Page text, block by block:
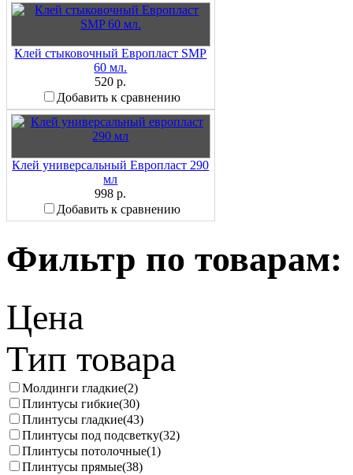
Клей стыковочный Европласт SMP
60 мл.
520 р.
Добавить к сравнению
Клей универсальный Европласт 290
мл
998 р.
Добавить к сравнению
Фильтр по товарам:
Цена
Тип товара
Молдинги гладкие(2)
Плинтусы гибкие(30)
Плинтусы гладкие(43)
Плинтусы под подсветку(32)
Плинтусы потолочные(1)
Плинтусы прямые(38)